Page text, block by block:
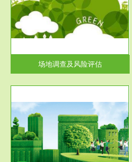
场地调查及风险评估
土壤修复
服务范围
废气处理工程